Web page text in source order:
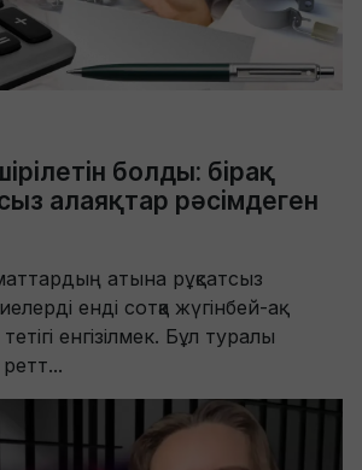
болды: бірақ
алаяқтар рәсімдеген
атына рұқсатсыз
енді сотқа жүгінбей-ақ
енгізілмек. Бұл туралы